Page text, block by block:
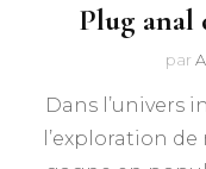
Plug anal
par
Dans l’univers
l’exploration